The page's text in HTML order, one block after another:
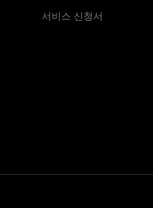
서비스 신청서